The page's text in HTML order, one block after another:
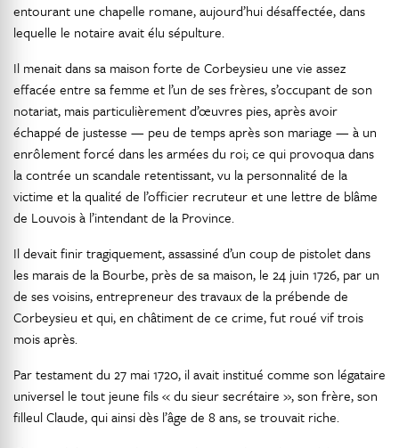
entourant une chapelle romane, aujourd’hui désaffectée, dans
lequelle le notaire avait élu sépulture.
Il menait dans sa maison forte de Corbeysieu une vie assez
effacée entre sa femme et l’un de ses frères, s’occupant de son
notariat, mais particulièrement d’œuvres pies, après avoir
échappé de justesse — peu de temps après son mariage — à un
enrôlement forcé dans les armées du roi; ce qui provoqua dans
la contrée un scandale retentissant, vu la personnalité de la
victime et la qualité de l’officier recruteur et une lettre de blâme
de Louvois à l’intendant de la Province.
Il devait finir tragiquement, assassiné d’un coup de pistolet dans
les marais de la Bourbe, près de sa maison, le 24 juin 1726, par un
de ses voisins, entrepreneur des travaux de la prébende de
Corbeysieu et qui, en châtiment de ce crime, fut roué vif trois
mois après.
Par testament du 27 mai 1720, il avait institué comme son légataire
universel le tout jeune fils « du sieur secrétaire », son frère, son
filleul Claude, qui ainsi dès l’âge de 8 ans, se trouvait riche.